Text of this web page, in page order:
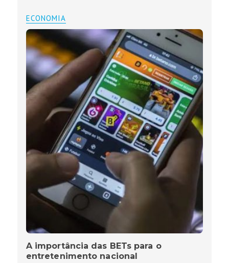
ECONOMIA
A importância das BETs para o
entretenimento nacional